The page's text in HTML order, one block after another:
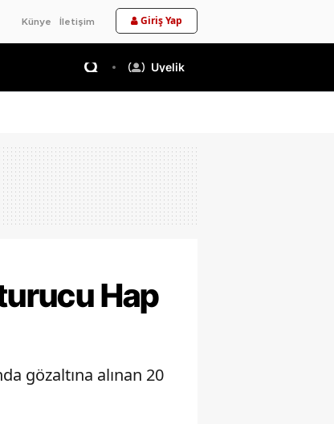
Künye İletişim Giriş Yap
Üyelik
Hap
gözaltına alınan 20